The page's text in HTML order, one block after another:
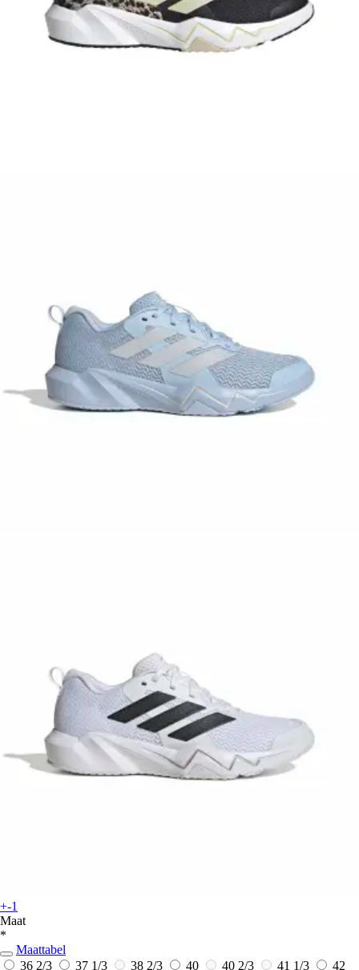
+-1
Maat
*
Maattabel
36 2/3
37 1/3 38 2/3 40 40 2/3 41 1/3 42